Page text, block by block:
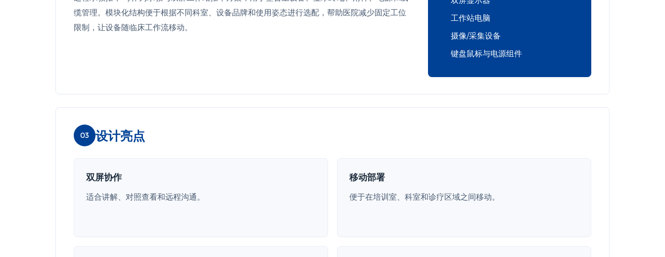
缆管理。模块化结构便于根据不同科室、设备品牌和使用姿态进行选配，帮助医院减少固定工位
限制，让设备随临床工作流移动。
工作站电脑
摄像/采集设备
键盘鼠标与电源组件
03 设计亮点
双屏协作
适合讲解、对照查看和远程沟通。
移动部署
便于在培训室、科室和诊疗区域之间移动。